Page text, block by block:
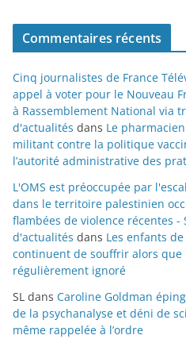
Commentaires récents
Cinq journalistes de France
appel à voter pour le Nouveau
à Rassemblement National via
d'actualités dans Le
militant contre la politique
l’autorité administrative des
L'OMS est préoccupée par
dans le territoire palestinien
flambées de violence récentes -
d'actualités dans Les enfants
continuent de souffrir alors
régulièrement ignoré
SL dans Caroline Goldman
de la psychanalyse et déni de
même rappelée à l’ordre